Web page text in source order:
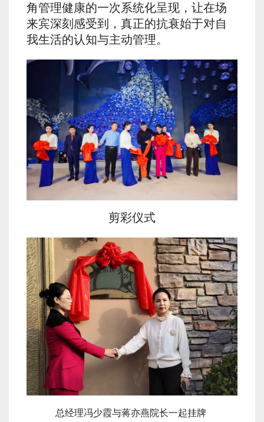
角管理健康的一次系统化呈现，让在场
来宾深刻感受到，真正的抗衰始于对自
我生活的认知与主动管理。
剪彩仪式
总经理冯少霞与蒋亦燕院长一起挂牌